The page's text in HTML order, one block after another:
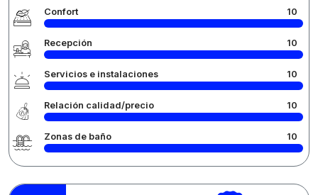
Confort 10
Recepción 10
Servicios e instalaciones 10
Relación calidad/precio 10
Zonas de baño 10